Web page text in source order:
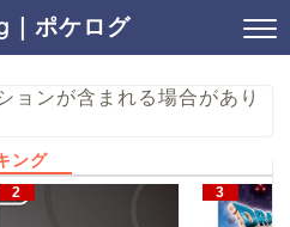
ポケログ
ョンが含まれる場合があり
ング